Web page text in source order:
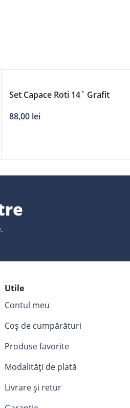
Set Capace Roti 14` Grafit
88,00 lei
Utile
Contul meu
Coș de cumpărături
Produse favorite
Modalități de plată
Livrare și retur